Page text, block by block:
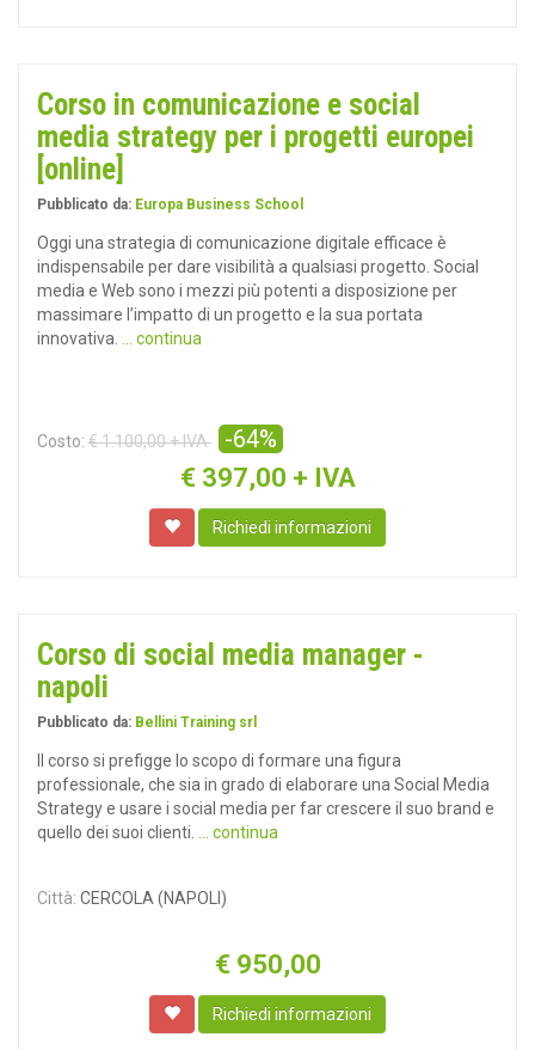
Corso in comunicazione e social
media strategy per i progetti europei
[online]
Pubblicato da: Europa Business School
Oggi una strategia di comunicazione digitale efficace è
indispensabile per dare visibilità a qualsiasi progetto. Social
media e Web sono i mezzi più potenti a disposizione per
massimare l’impatto di un progetto e la sua portata
innovativa.
... continua
Costo: € 1.100,00 + IVA -64%
€ 397,00 + IVA
Richiedi informazioni
Corso di social media manager -
napoli
Pubblicato da: Bellini Training srl
Il corso si prefigge lo scopo di formare una figura
professionale, che sia in grado di elaborare una Social Media
Strategy e usare i social media per far crescere il suo brand e
quello dei suoi clienti.
... continua
Città: CERCOLA (NAPOLI)
€ 950,00
Richiedi informazioni